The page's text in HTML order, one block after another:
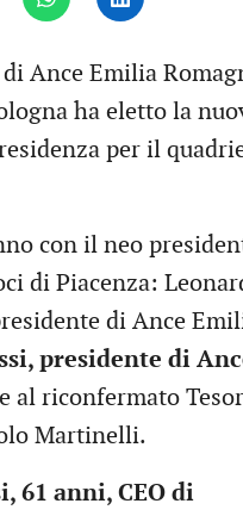
di Ance Emilia
ha eletto la
per il
con il neo
di Piacenza:
di Ance
presidente di
al riconfermato
Martinelli.
61 anni, CEO di